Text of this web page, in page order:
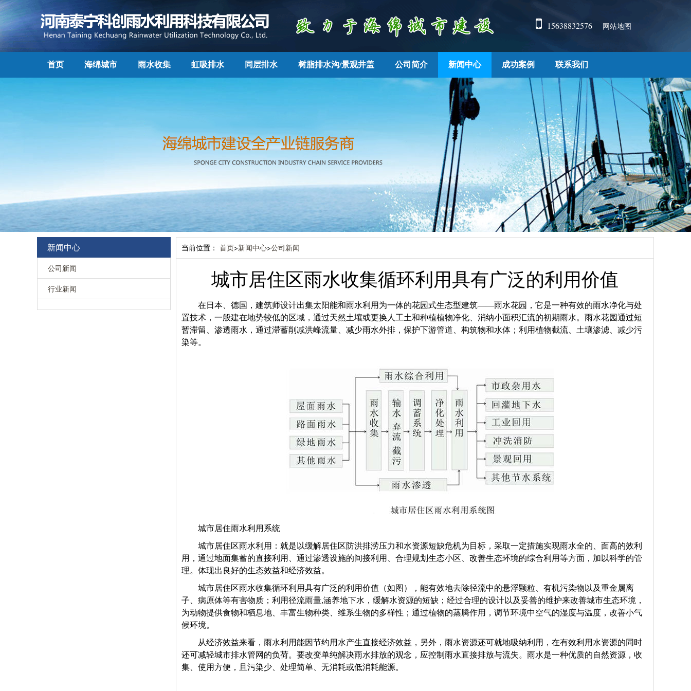
15638832576 网站地图
首页 海绵城市 雨水收集 虹吸排水 同层排水 树脂排水沟/景观井盖 公司简介 新闻中心 成功案例 联系我们
新闻中心
公司新闻
行业新闻
当前位置： 首页>新闻中心>公司新闻
城市居住区雨水收集循环利用具有广泛的利用价值
在日本、德国，建筑师设计出集太阳能和雨水利用为一体的花园式生态型建筑——雨水花园，它是一种有效的雨水净化与处
置技术，一般建在地势较低的区域，通过天然土壤或更换人工土和种植植物净化、消纳小面积汇流的初期雨水。雨水花园通过短
暂滞留、渗透雨水，通过滞蓄削减洪峰流量、减少雨水外排，保护下游管道、构筑物和水体；利用植物截流、土壤渗滤、减少污
染等。
城市居住雨水利用系统
城市居住区雨水利用：就是以缓解居住区防洪排涝压力和水资源短缺危机为目标，采取一定措施实现雨水全的、面高的效利
用，通过地面集蓄的直接利用、通过渗透设施的间接利用、合理规划生态小区、改善生态环境的综合利用等方面，加以科学的管
理。体现出良好的生态效益和经济效益。
城市居住区雨水收集循环利用具有广泛的利用价值（如图），能有效地去除径流中的悬浮颗粒、有机污染物以及重金属离
子、病原体等有害物质；利用径流雨量,涵养地下水，缓解水资源的短缺；经过合理的设计以及妥善的维护来改善城市生态环境，
为动物提供食物和栖息地、丰富生物种类、维系生物的多样性；通过植物的蒸腾作用，调节环境中空气的湿度与温度，改善小气
候环境。
从经济效益来看，雨水利用能因节约用水产生直接经济效益，另外，雨水资源还可就地吸纳利用，在有效利用水资源的同时
还可减轻城市排水管网的负荷。要改变单纯解决雨水排放的观念，应控制雨水直接排放与流失。雨水是一种优质的自然资源，收
集、使用方便，且污染少、处理简单、无消耗或低消耗能源。